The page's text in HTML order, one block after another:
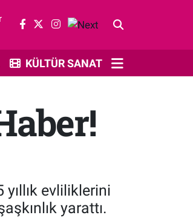
KÜLTÜR SANAT
evliliklerini
yarattı.